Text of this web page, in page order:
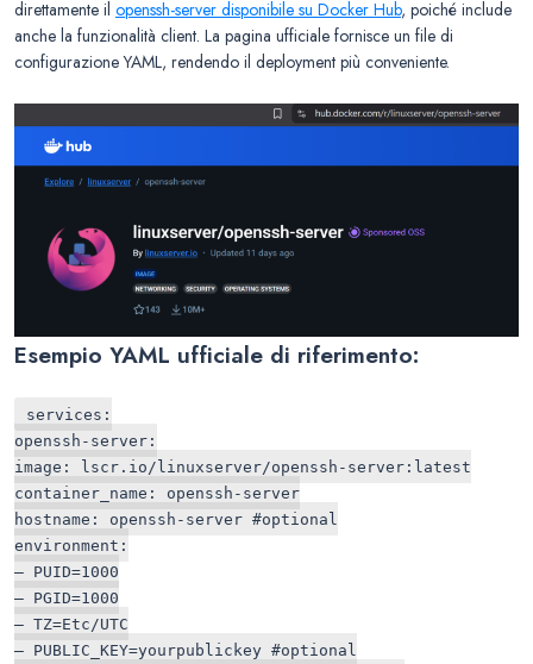
direttamente il openssh-server disponibile su Docker Hub, poiché include
anche la funzionalità client. La pagina ufficiale fornisce un file di
configurazione YAML, rendendo il deployment più conveniente.
Esempio YAML ufficiale di riferimento:
services:
openssh-server:
image: lscr.io/linuxserver/openssh-server:latest
container_name: openssh-server
hostname: openssh-server #optional
environment:
– PUID=1000
– PGID=1000
– TZ=Etc/UTC
– PUBLIC_KEY=yourpublickey #optional